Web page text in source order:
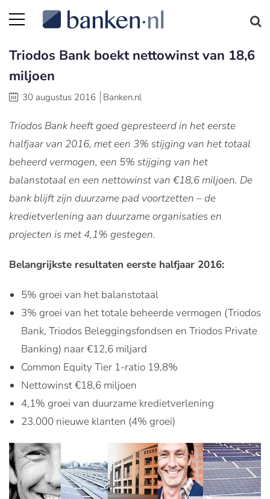
Triodos Bank boekt nettowinst van 18,6
miljoen
30 augustus 2016 Banken.nl
Triodos Bank heeft goed gepresteerd in het eerste
halfjaar van 2016, met een 3% stijging van het totaal
beheerd vermogen, een 5% stijging van het
balanstotaal en een nettowinst van €18,6 miljoen. De
bank blijft zijn duurzame pad voortzetten – de
kredietverlening aan duurzame organisaties en
projecten is met 4,1% gestegen.
Belangrijkste resultaten eerste halfjaar 2016:
5% groei van het balanstotaal
3% groei van het totale beheerde vermogen (Triodos
Bank, Triodos Beleggingsfondsen en Triodos Private
Banking) naar €12,6 miljard
Common Equity Tier 1-ratio 19,8%
Nettowinst €18,6 miljoen
4,1% groei van duurzame kredietverlening
23.000 nieuwe klanten (4% groei)